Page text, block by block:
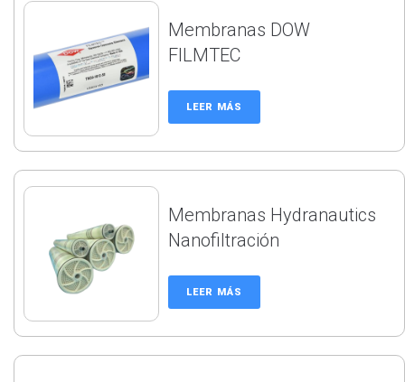
Membranas DOW
FILMTEC
LEER MÁS
Membranas Hydranautics
Nanofiltración
LEER MÁS